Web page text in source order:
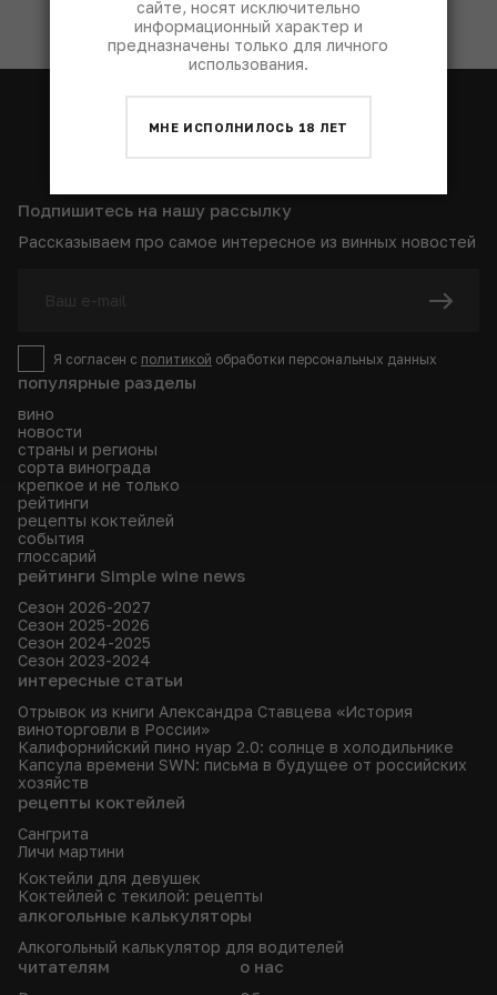
популярные разделы
вино
новости
страны и регионы
сорта винограда
крепкое и не только
рейтинги
рецепты коктейлей
события
глоссарий
рейтинги Simple wine news
Сезон 2026-2027
Сезон 2025-2026
Сезон 2024-2025
Сезон 2023-2024
интересные статьи
Отрывок из книги Александра Ставцева «История
виноторговли в России»
Калифорнийский пино нуар 2.0: солнце в холодильнике
Капсула времени SWN: письма в будущее от российских
хозяйств
рецепты коктейлей
Сангрита
Личи мартини
Коктейли для девушек
Коктейлей с текилой: рецепты
алкогольные калькуляторы
Алкогольный калькулятор для водителей
читателям о нас
Подпишитесь на нашу рассылку
Рассказываем про самое интересное из винных новостей
Я согласен с политикой обработки персональных данных
сайте, носят исключительно
информационный характер и
предназначены только для личного
использования.
МНЕ ИСПОЛНИЛОСЬ 18 ЛЕТ